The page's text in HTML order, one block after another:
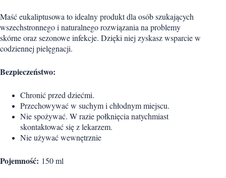
Maść eukaliptusowa to idealny produkt dla osób szukających
wszechstronnego i naturalnego rozwiązania na problemy
skórne oraz sezonowe infekcje. Dzięki niej zyskasz wsparcie w
codziennej pielęgnacji.
Bezpieczeństwo:
Chronić przed dziećmi.
Przechowywać w suchym i chłodnym miejscu.
Nie spożywać. W razie połknięcia natychmiast
skontaktować się z lekarzem.
Nie używać wewnętrznie
Pojemność: 150 ml